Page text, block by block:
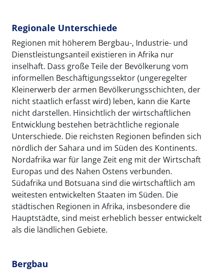
Regionale Unterschiede
Regionen mit höherem Bergbau-, Industrie- und
Dienstleistungsanteil existieren in Afrika nur
inselhaft. Dass große Teile der Bevölkerung vom
informellen Beschäftigungssektor (ungeregelter
Kleinerwerb der armen Bevölkerungsschichten, der
nicht staatlich erfasst wird) leben, kann die Karte
nicht darstellen. Hinsichtlich der wirtschaftlichen
Entwicklung bestehen beträchtliche regionale
Unterschiede. Die reichsten Regionen befinden sich
nördlich der Sahara und im Süden des Kontinents.
Nordafrika war für lange Zeit eng mit der Wirtschaft
Europas und des Nahen Ostens verbunden.
Südafrika und Botsuana sind die wirtschaftlich am
weitesten entwickelten Staaten im Süden. Die
städtischen Regionen in Afrika, insbesondere die
Hauptstädte, sind meist erheblich besser entwickelt
als die ländlichen Gebiete.
Bergbau